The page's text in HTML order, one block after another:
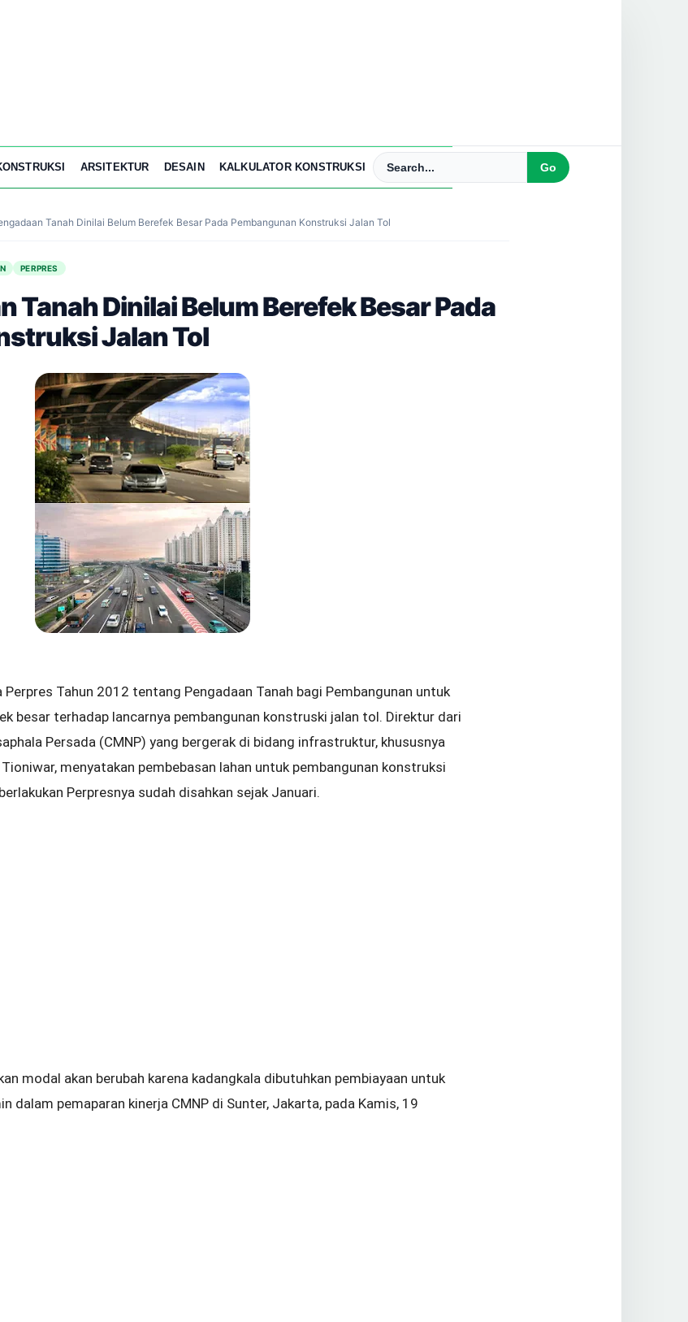
ARSITEKTUR DESAIN KALKULATOR KONSTRUKSI
Tanah Dinilai Belum Berefek Besar Pada Pembangunan Konstruksi Jalan Tol
PERPRES
Tanah Dinilai Belum Berefek Besar Pada
Jalan Tol
Perpres Tahun 2012 tentang Pengadaan Tanah bagi Pembangunan untuk
besar terhadap lancarnya pembangunan konstruski jalan tol. Direktur dari
Persada (CMNP) yang bergerak di bidang infrastruktur, khususnya
menyatakan pembebasan lahan untuk pembangunan konstruksi
Perpresnya sudah disahkan sejak Januari.
modal akan berubah karena kadangkala dibutuhkan pembiayaan untuk
dalam pemaparan kinerja CMNP di Sunter, Jakarta, pada Kamis, 19